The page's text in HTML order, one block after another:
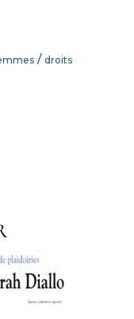
/ droits